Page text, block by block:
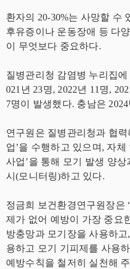
환자의 20-30%는 사망할 수
후유증이나 운동장애 등 다
이 무엇보다 중요하다.
질병관리청 감염병 누리집
021년 23명, 2022년 11명,
7명이 발생했다. 충남은
연구원은 질병관리청과 협
업’을 수행하고 있으며, 자체
사업’을 통해 모기 발생 양
시(모니터링)하고 있다.
정금희 보건환경연구원장은
제가 없어 예방이 가장 중요
방충망과 모기장을 사용하
용하고 모기 기피제를 사용
예방수칙을 철저히 실천해